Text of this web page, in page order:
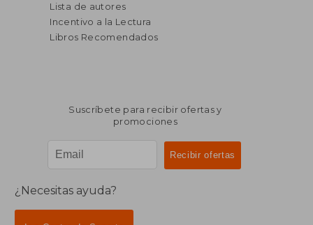
45%
dcto.
$ 36.29
$ 19.96
Lista de autores
Incentivo a la Lectura
Libros Recomendados
Suscríbete para recibir ofertas y
promociones
¿Necesitas ayuda?